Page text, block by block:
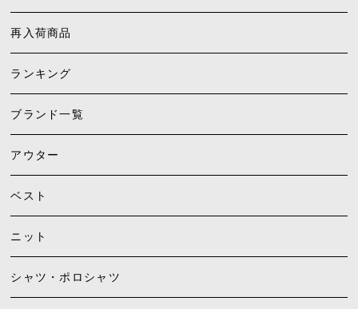
再入荷商品
ランキング
ブランド一覧
アウター
ベスト
ニット
シャツ・ポロシャツ